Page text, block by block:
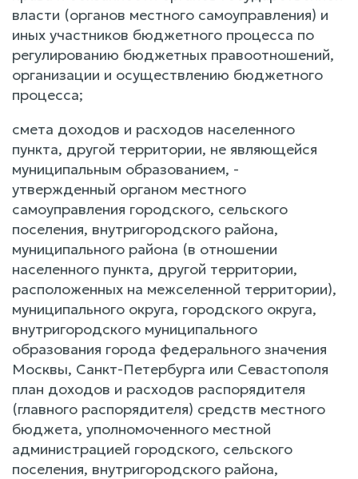
власти (органов местного самоуправления) и
иных участников бюджетного процесса по
регулированию бюджетных правоотношений,
организации и осуществлению бюджетного
процесса;
смета доходов и расходов населенного
пункта, другой территории, не являющейся
муниципальным образованием, -
утвержденный органом местного
самоуправления городского, сельского
поселения, внутригородского района,
муниципального района (в отношении
населенного пункта, другой территории,
расположенных на межселенной территории),
муниципального округа, городского округа,
внутригородского муниципального
образования города федерального значения
Москвы, Санкт-Петербурга или Севастополя
план доходов и расходов распорядителя
(главного распорядителя) средств местного
бюджета, уполномоченного местной
администрацией городского, сельского
поселения, внутригородского района,